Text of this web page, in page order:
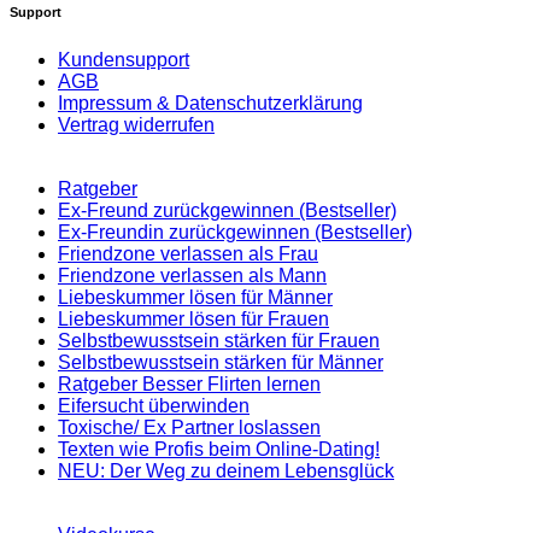
Support
Kundensupport
AGB
Impressum & Datenschutzerklärung
Vertrag widerrufen
Ratgeber
Ex-Freund zurückgewinnen (Bestseller)
Ex-Freundin zurückgewinnen (Bestseller)
Friendzone verlassen als Frau
Friendzone verlassen als Mann
Liebeskummer lösen für Männer
Liebeskummer lösen für Frauen
Selbstbewusstsein stärken für Frauen
Selbstbewusstsein stärken für Männer
Ratgeber Besser Flirten lernen
Eifersucht überwinden
Toxische/ Ex Partner loslassen
Texten wie Profis beim Online-Dating!
NEU: Der Weg zu deinem Lebensglück